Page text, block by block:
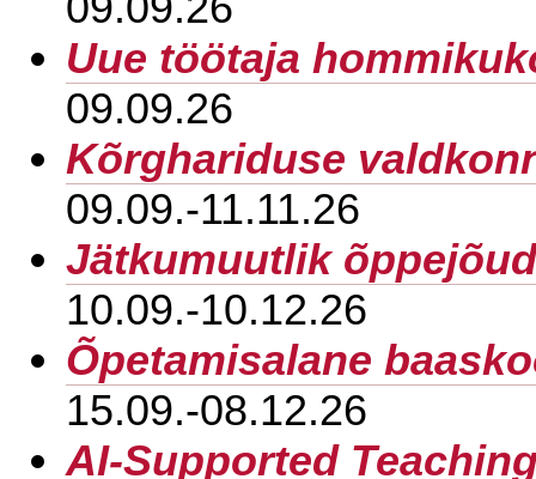
Uue töötaja
09.09.26
Kõrghariduse
09.09.-11.11.26
Jätkumuutlik
10.09.-10.12.26
Õpetamisalane
15.09.-08.12.26
AI-Supported